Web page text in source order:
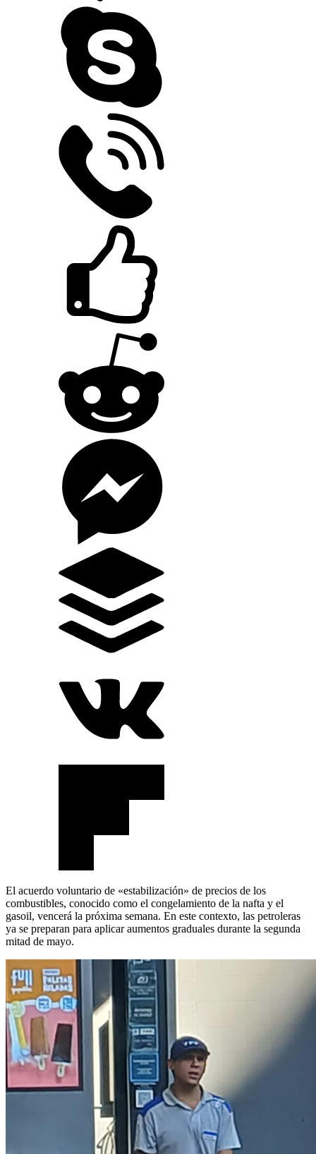
El acuerdo voluntario de «estabilización» de precios de los
combustibles, conocido como el congelamiento de la nafta y el
gasoil, vencerá la próxima semana. En este contexto, las petroleras
ya se preparan para aplicar aumentos graduales durante la segunda
mitad de mayo.